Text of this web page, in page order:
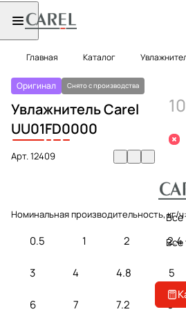
Главная Каталог
Оригинал Снято с производства
Увлажнитель Carel
UU01FD0000
Арт.12409
Номинальная производительность, кг/
0.5 1 2 2.4
3 4 4.8 5
6 7 7.2 8
Все
Все